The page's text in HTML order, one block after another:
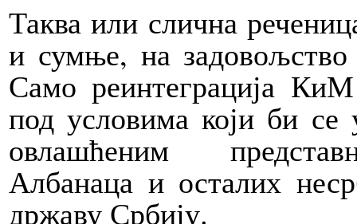
Таква или слична
и сумње, на
Само реинтеграција
под условима који би се
овлашћеним
Албанаца и осталих
државу Србију.